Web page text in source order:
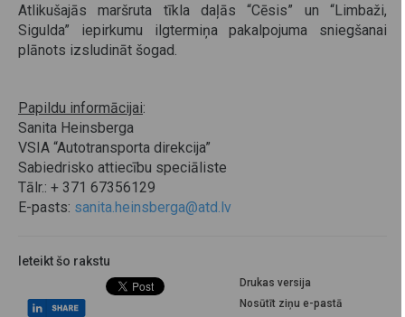
Atlikušajās maršruta tīkla daļās “Cēsis” un “Limbaži,
Sigulda” iepirkumu ilgtermiņa pakalpojuma sniegšanai
plānots izsludināt šogad.
Papildu informācijai:
Sanita Heinsberga
VSIA “Autotransporta direkcija”
Sabiedrisko attiecību speciāliste
Tālr.: + 371 67356129
E-pasts: sanita.heinsberga@atd.lv
Ieteikt šo rakstu
Drukas versija
Nosūtīt ziņu e-pastā